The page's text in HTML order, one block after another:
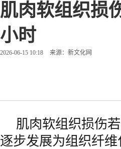
肌肉软组织损
小时
2026-06-15 10:18 来源：新文化网
肌肉软组织损伤
逐步发展为组织纤